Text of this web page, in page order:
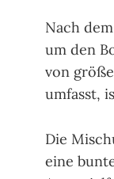
Nach
um den
von
umfasst,
Die
eine